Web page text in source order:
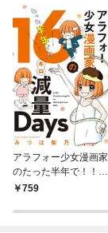
アラフォー少女漫画家
のたった半年で！！１
６キロ減量Ｄａｙｓ
759